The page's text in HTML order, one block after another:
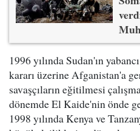
1996 yılında Sudan'ın
kararı üzerine Afganistan'a
savaşçıların eğitilmesi
dönemde El Kaide'nin önde
1998 yılında Kenya ve